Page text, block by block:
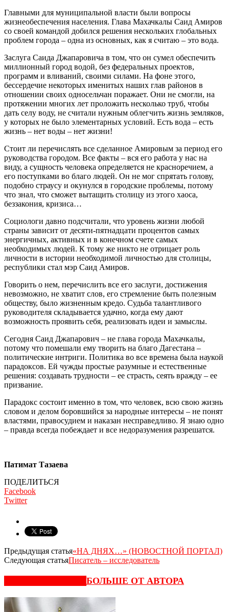
Главными для муниципальной власти были вопросы
жизнеобеспечения населе­ния. Глава Махачкалы Саид Амиров
со сво­ей командой добился решения нескольких глобальных
проблем города – одна из ос­новных, как я считаю – это вода.
Заслуга Саида Джапаровича в том, что он сумел обеспечить
миллионный город во­дой, без федеральных проектов,
программ и вливаний, своими силами. На фоне этого,
бессердечие некоторых именитых наших глав районов в
отношении своих односель­чан поражает. Они не смогли, на
протяже­нии многих лет проложить несколько труб, чтобы
дать селу воду, не считали нужным облегчить жизнь земляков,
у которых не было элементарных условий. Есть вода – есть
жизнь – нет воды – нет жизни!
Стоит ли перечислять все сделанное Амировым за период его
руководства горо­дом. Все факты – вся его работа у нас на
виду, а сущность человека определяется не красноречием, а
его поступками во благо людей. Он не мог спрятать голову,
подобно страусу и окунулся в городские проблемы, потому
что знал, что сможет вытащить сто­лицу из этого хаоса,
беззакония, кризиса…
Социологи давно подсчитали, что уро­вень жизни любой
страны зависит от деся­ти-пятнадцати процентов самых
энергич­ных, активных и в конечном счете самых
необходимых людей. К тому же никто не отрицает роль
личности в истории необхо­димой личностью для столицы,
республи­ки стал мэр Саид Амиров.
Говорить о нем, перечислить все его за­слуги, достижения
невозможно, не хва­тит слов, его стремление быть полезным
обществу, было жизненным кредо. Судьба талантливого
руководителя складывается удачно, когда ему дают
возможность про­явить себя, реализовать идеи и замыслы.
Сегодня Саид Джапарович – не глава города Махачкалы,
потому что помешали ему творить на благо Дагестана –
полити­ческие интриги. Политика во все времена была наукой
парадоксов. Ей чужды про­стые разумные и естественные
решения: создавать трудности – ее страсть, сеять вражду – ее
призвание.
Парадокс состоит именно в том, что че­ловек, всю свою жизнь
словом и делом боровшийся за народные интересы – не понят
властями, правосудием и наказан несправедливо. Я знаю одно
– правда всегда побеждает и все недоразумения разрешатся.
Патимат Тазаева
ПОДЕЛИТЬСЯ
Facebook
Twitter
Предыдущая статья«НА ДНЯХ…» (НОВОСТНОЙ ПОРТАЛ)
Следующая статьяПисатель – исследователь
БОЛЬШЕ ОТ АВТОРА